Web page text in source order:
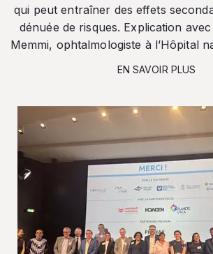
qui peut entraîner des effets
dénuée de risques. Explication
Memmi, ophtalmologiste à l’Hôpital
EN SAVOIR PLUS